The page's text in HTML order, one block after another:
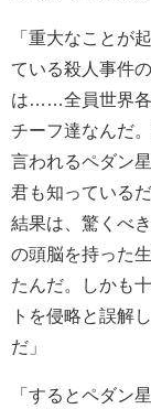
「重大なことが
ている殺人事件
は……全員世界各
チーフ達なんだ
言われるペダン
君も知っている
結果は、驚くべ
の頭脳を持った
たんだ。しかも
トを侵略と誤解
だ」
「するとペダン